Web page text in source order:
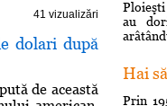
41 vizualizări
dolari după
de această
au
Hai
Prin